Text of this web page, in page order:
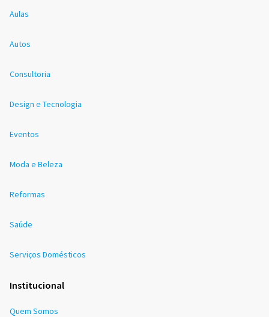
Aulas
Autos
Consultoria
Design e Tecnologia
Eventos
Moda e Beleza
Reformas
Saúde
Serviços Domésticos
Institucional
Quem Somos